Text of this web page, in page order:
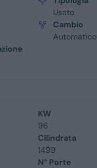
Usato
Cambio
Automatico
KW
96
Cilindrata
1499
N° Porte